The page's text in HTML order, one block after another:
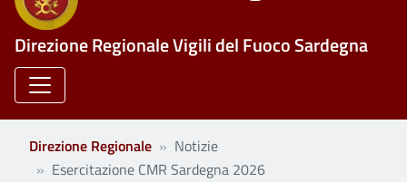
Direzione Regionale Vigili del Fuoco Sardegna
Direzione Regionale
Notizie
Esercitazione CMR Sardegna 2026